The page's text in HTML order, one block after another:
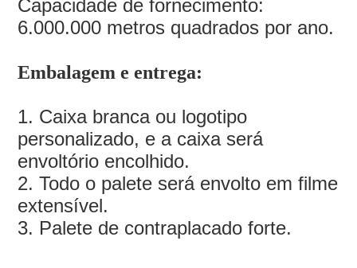
Capacidade de fornecimento:
6.000.000 metros quadrados por ano.
Embalagem e entrega:
1. Caixa branca ou logotipo
personalizado, e a caixa será
envoltório encolhido.
2. Todo o palete será envolto em filme
extensível.
3. Palete de contraplacado forte.